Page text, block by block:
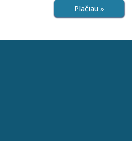
Plačiau »